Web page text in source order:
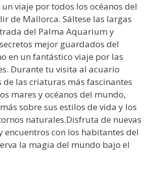
viaje por todos los océanos del
de Mallorca. Sáltese las largas
del Palma Aquarium y
mejor guardados del
en un fantástico viaje por las
Durante tu visita al acuario
de las criaturas más fascinantes
mares y océanos del mundo,
sobre sus estilos de vida y los
naturales.Disfruta de nuevas
encuentros con los habitantes del
la magia del mundo bajo el